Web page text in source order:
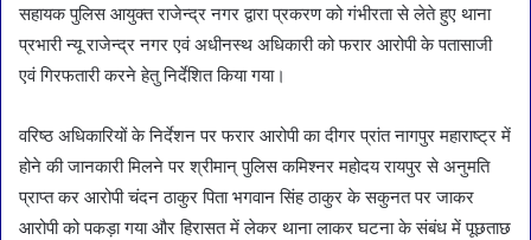
सहायक पुलिस आयुक्त राजेन्द्र नगर द्वारा प्रकरण को गंभीरता से लेते हुए थाना
प्रभारी न्यू राजेन्द्र नगर एवं अधीनस्थ अधिकारी को फरार आरोपी के पतासाजी
एवं गिरफतारी करने हेतु निर्देशित किया गया।
वरिष्ठ अधिकारियों के निर्देशन पर फरार आरोपी का दीगर प्रांत नागपुर महाराष्ट्र में
होने की जानकारी मिलने पर श्रीमान् पुलिस कमिश्नर महोदय रायपुर से अनुमति
प्राप्त कर आरोपी चंदन ठाकुर पिता भगवान सिंह ठाकुर के सकुनत पर जाकर
आरोपी को पकड़ा गया और हिरासत में लेकर थाना लाकर घटना के संबंध में पूछताछ